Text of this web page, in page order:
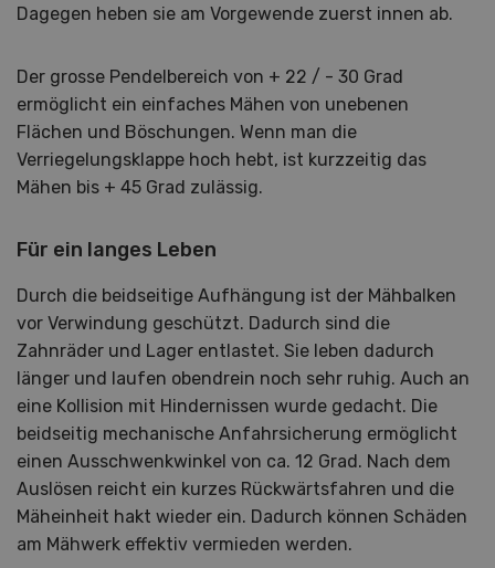
Dagegen heben sie am Vorgewende zuerst innen ab.
Der grosse Pendelbereich von + 22 / - 30 Grad
ermöglicht ein einfaches Mähen von unebenen
Flächen und Böschungen. Wenn man die
Verriegelungsklappe hoch hebt, ist kurzzeitig das
Mähen bis + 45 Grad zulässig.
Für ein langes Leben
Durch die beidseitige Aufhängung ist der Mähbalken
vor Verwindung geschützt. Dadurch sind die
Zahnräder und Lager entlastet. Sie leben dadurch
länger und laufen obendrein noch sehr ruhig. Auch an
eine Kollision mit Hindernissen wurde gedacht. Die
beidseitig mechanische Anfahrsicherung ermöglicht
einen Ausschwenkwinkel von ca. 12 Grad. Nach dem
Auslösen reicht ein kurzes Rückwärtsfahren und die
Mäheinheit hakt wieder ein. Dadurch können Schäden
am Mähwerk effektiv vermieden werden.